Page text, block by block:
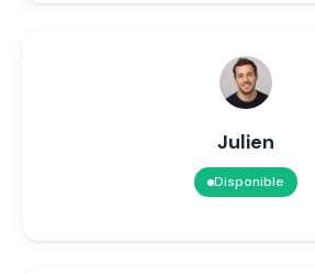
Julien
Disponible